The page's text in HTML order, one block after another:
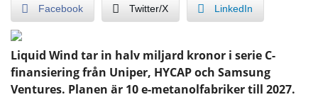
Facebook Twitter/X LinkedIn
Liquid Wind tar in halv miljard kronor i serie C-
finansiering från Uniper, HYCAP och Samsung
Ventures. Planen är 10 e-metanolfabriker till 2027.